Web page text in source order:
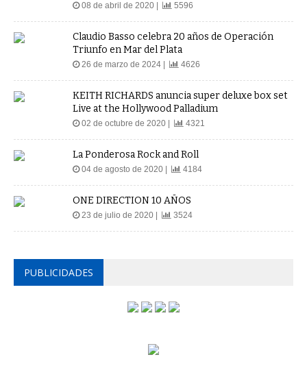
08 de abril de 2020 | 5596
Claudio Basso celebra 20 años de Operación
Triunfo en Mar del Plata
26 de marzo de 2024 | 4626
KEITH RICHARDS anuncia super deluxe box set
Live at the Hollywood Palladium
02 de octubre de 2020 | 4321
La Ponderosa Rock and Roll
04 de agosto de 2020 | 4184
ONE DIRECTION 10 AÑOS
23 de julio de 2020 | 3524
PUBLICIDADES